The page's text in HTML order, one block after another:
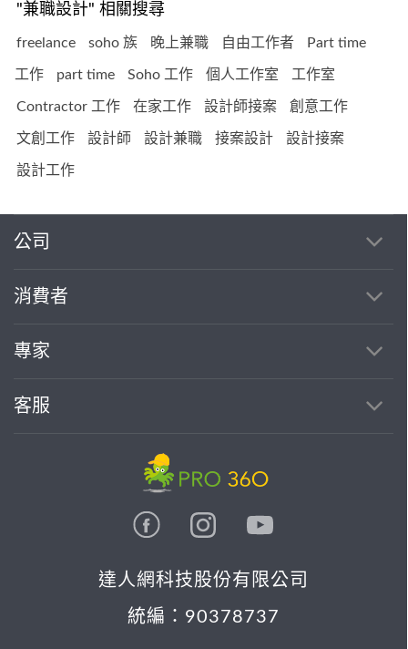
"兼職設計" 相關搜尋
freelance soho 族 晚上兼職 自由工作者 Part time
工作 part time Soho 工作 個人工作室 工作室
Contractor 工作 在家工作 設計師接案 創意工作
文創工作 設計師 設計兼職 接案設計 設計接案
設計工作
公司
消費者
專家
客服
達人網科技股份有限公司
統編：90378737